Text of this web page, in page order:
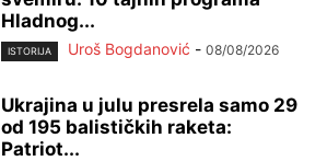
Hladnog...
ISTORIJA Uroš Bogdanović - 08/08/2026
Ukrajina u julu presrela samo 29
od 195 balističkih raketa:
Patriot...